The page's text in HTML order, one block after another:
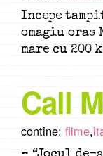
Incepe
omagiu oras
mare cu 200
Call
contine: filme,